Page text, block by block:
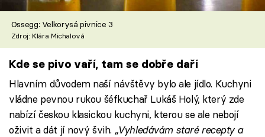
Ossegg: Velkorysá pivnice 3
Zdroj: Klára Michalová
Kde se pivo vaří, tam se dobře daří
Hlavním důvodem naší návštěvy bylo ale jídlo. Kuchyni
vládne pevnou rukou šéfkuchař Lukáš Holý, který zde
nabízí českou klasickou kuchyni, kterou se ale nebojí
oživit a dát jí nový švih. „Vyhledávám staré recepty a